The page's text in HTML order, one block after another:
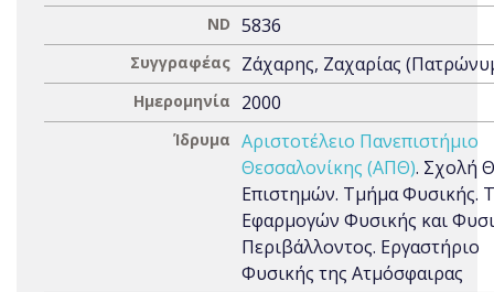
ND 5836
Συγγραφέας Ζάχαρης, Ζαχαρίας
Ημερομηνία 2000
Ίδρυμα Αριστοτέλειο Πανεπιστήμιο
Θεσσαλονίκης (ΑΠΘ). Σχολή
Επιστημών. Τμήμα Φυσικής.
Εφαρμογών Φυσικής και
Περιβάλλοντος. Εργαστήριο
Φυσικής της Ατμόσφαιρας